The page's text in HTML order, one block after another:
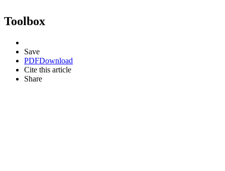
Toolbox
Save
PDFDownload
Cite this article
Share